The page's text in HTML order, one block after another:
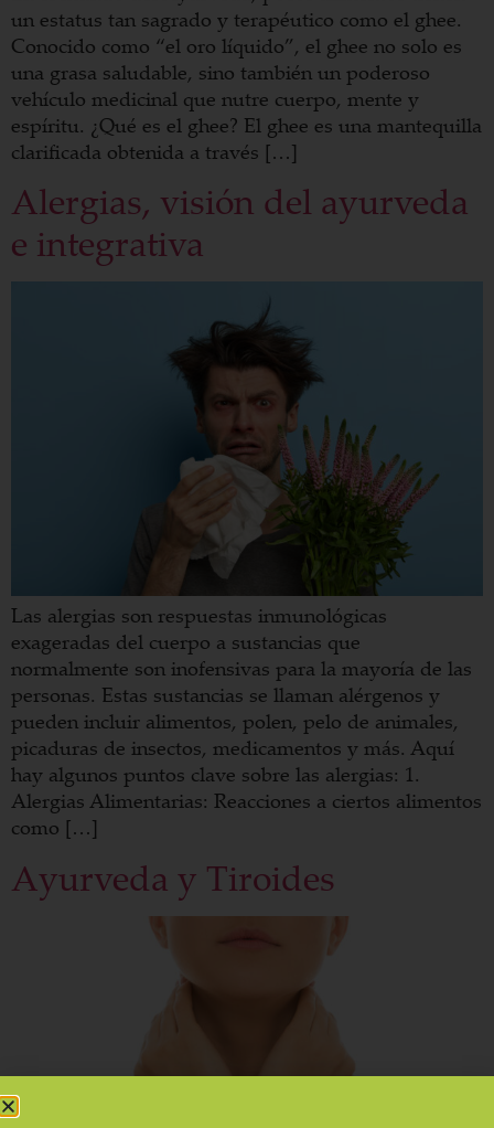
un estatus tan sagrado y terapéutico como el ghee.
Conocido como “el oro líquido”, el ghee no solo es
una grasa saludable, sino también un poderoso
vehículo medicinal que nutre cuerpo, mente y
espíritu. ¿Qué es el ghee? El ghee es una mantequilla
clarificada obtenida a través […]
Alergias, visión del ayurveda
e integrativa
Las alergias son respuestas inmunológicas
exageradas del cuerpo a sustancias que
normalmente son inofensivas para la mayoría de las
personas. Estas sustancias se llaman alérgenos y
pueden incluir alimentos, polen, pelo de animales,
picaduras de insectos, medicamentos y más. Aquí
hay algunos puntos clave sobre las alergias: 1.
Alergias Alimentarias: Reacciones a ciertos alimentos
como […]
Ayurveda y Tiroides